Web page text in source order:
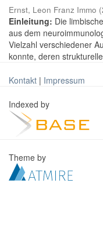
Ernst, Leon Franz Immo (
Einleitung: Die
aus dem
Vielzahl verschiedener
konnte, deren
Kontakt | Impressum
Indexed by
Theme by